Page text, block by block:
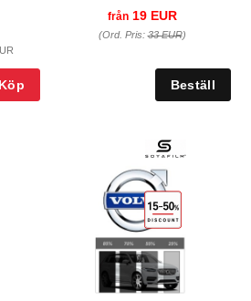
Köp
från19 EUR
(Ord. Pris:33 EUR)